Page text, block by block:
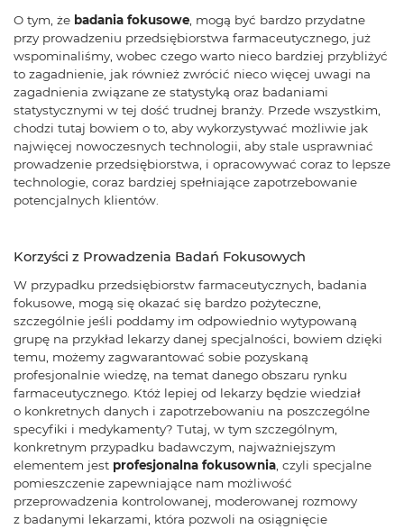
O tym, że badania fokusowe , mogą być bardzo przydatne
przy prowadzeniu przedsiębiorstwa farmaceutycznego, już
wspominaliśmy, wobec czego warto nieco bardziej przybliżyć
to zagadnienie, jak również zwrócić nieco więcej uwagi na
zagadnienia związane ze statystyką oraz badaniami
statystycznymi w tej dość trudnej branży. Przede wszystkim,
chodzi tutaj bowiem o to, aby wykorzystywać możliwie jak
najwięcej nowoczesnych technologii, aby stale usprawniać
prowadzenie przedsiębiorstwa, i opracowywać coraz to lepsze
technologie, coraz bardziej spełniające zapotrzebowanie
potencjalnych klientów.
Korzyści z Prowadzenia Badań Fokusowych
W przypadku przedsiębiorstw farmaceutycznych, badania
fokusowe, mogą się okazać się bardzo pożyteczne,
szczególnie jeśli poddamy im odpowiednio wytypowaną
grupę na przykład lekarzy danej specjalności, bowiem dzięki
temu, możemy zagwarantować sobie pozyskaną
profesjonalnie wiedzę, na temat danego obszaru rynku
farmaceutycznego. Któż lepiej od lekarzy będzie wiedział
o konkretnych danych i zapotrzebowaniu na poszczególne
specyfiki i medykamenty? Tutaj, w tym szczególnym,
konkretnym przypadku badawczym, najważniejszym
elementem jest profesjonalna fokusownia, czyli specjalne
pomieszczenie zapewniające nam możliwość
przeprowadzenia kontrolowanej, moderowanej rozmowy
z badanymi lekarzami, która pozwoli na osiągnięcie